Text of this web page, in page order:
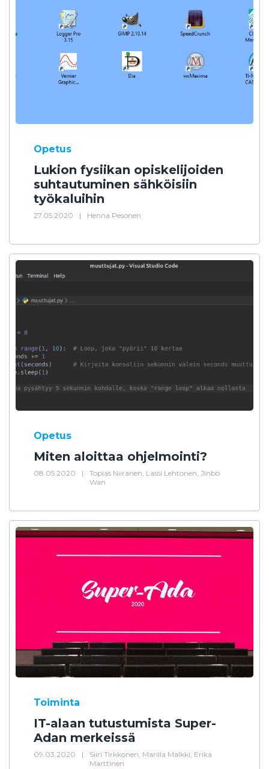
Opetus
Lukion fysiikan opiskelijoiden
suhtautuminen sähköisiin
työkaluihin
27.05.2020 | Henna Pesonen
Opetus
Miten aloittaa ohjelmointi?
08.05.2020 |
Topias Niiranen, Lassi Lehtonen, Jinbo
Wan
Toiminta
IT-alaan tutustumista Super-
Adan merkeissä
09.03.2020 |
Siiri Tirkkonen, Marilla Malkki, Erika
Marttinen